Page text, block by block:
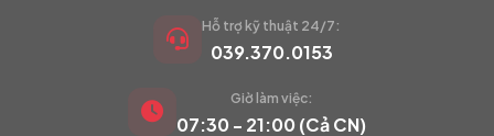
VIETCAM.VN
Hỗ trợ kỹ thuật 24/7:
039.370.0153
Giờ làm việc:
07:30 - 21:00 (Cả CN)